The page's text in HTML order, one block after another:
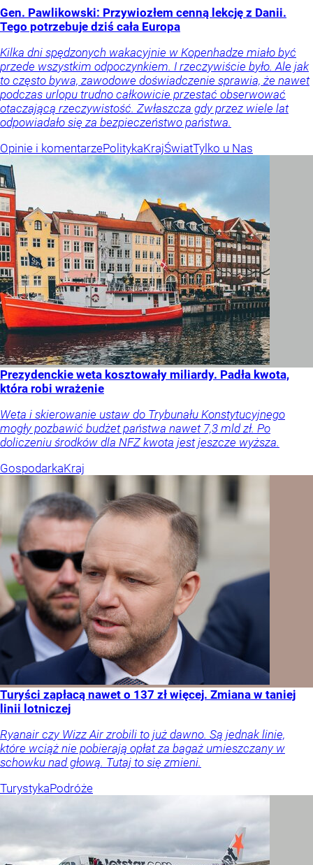
Gen. Pawlikowski: Przywiozłem cenną lekcję z Danii.
Tego potrzebuje dziś cała Europa
Kilka dni spędzonych wakacyjnie w Kopenhadze miało być
przede wszystkim odpoczynkiem. I rzeczywiście było. Ale jak
to często bywa, zawodowe doświadczenie sprawia, że nawet
podczas urlopu trudno całkowicie przestać obserwować
otaczającą rzeczywistość. Zwłaszcza gdy przez wiele lat
odpowiadało się za bezpieczeństwo państwa.
Opinie i komentarzePolitykaKrajŚwiatTylko u Nas
Prezydenckie weta kosztowały miliardy. Padła kwota,
która robi wrażenie
Weta i skierowanie ustaw do Trybunału Konstytucyjnego
mogły pozbawić budżet państwa nawet 7,3 mld zł. Po
doliczeniu środków dla NFZ kwota jest jeszcze wyższa.
GospodarkaKraj
Turyści zapłacą nawet o 137 zł więcej. Zmiana w taniej
linii lotniczej
Ryanair czy Wizz Air zrobili to już dawno. Są jednak linie,
które wciąż nie pobierają opłat za bagaż umieszczany w
schowku nad głową. Tutaj to się zmieni.
TurystykaPodróże